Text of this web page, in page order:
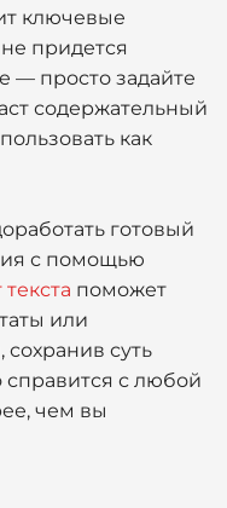
ключевые
придется
— просто задайте
содержательный
как
готовый
с помощью
поможет
или
суть
справится с любой
чем вы